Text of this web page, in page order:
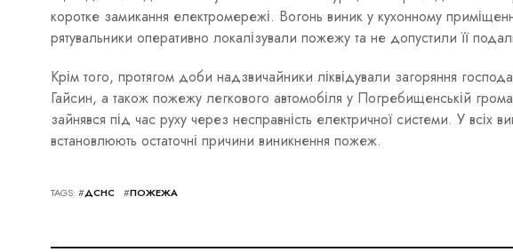
коротке замикання електромережі. Вогонь виник у кухонному
рятувальники оперативно локалізували пожежу та не допустили її
Крім того, протягом доби надзвичайники ліквідували загоряння
Гайсин, а також пожежу легкового автомобіля у Погребищенській
зайнявся під час руху через несправність електричної системи. У
встановлюють остаточні причини виникнення пожеж.
TAGS: #ДСНС #ПОЖЕЖА